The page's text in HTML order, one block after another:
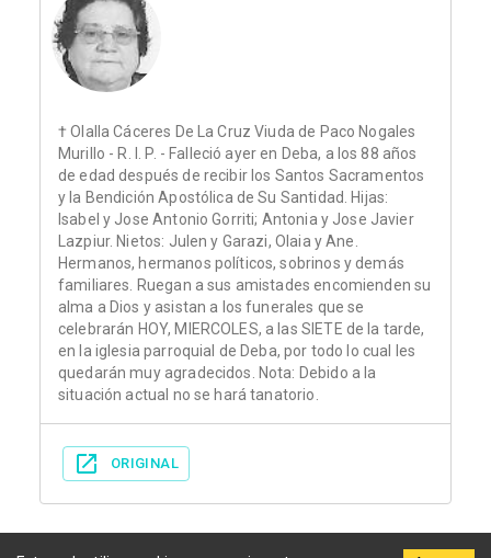
† Olalla Cáceres De La Cruz Viuda de Paco Nogales
Murillo - R. I. P. - Falleció ayer en Deba, a los 88 años
de edad después de recibir los Santos Sacramentos
y la Bendición Apostólica de Su Santidad. Hijas:
Isabel y Jose Antonio Gorriti; Antonia y Jose Javier
Lazpiur. Nietos: Julen y Garazi, Olaia y Ane.
Hermanos, hermanos políticos, sobrinos y demás
familiares. Ruegan a sus amistades encomienden su
alma a Dios y asistan a los funerales que se
celebrarán HOY, MIERCOLES, a las SIETE de la tarde,
en la iglesia parroquial de Deba, por todo lo cual les
quedarán muy agradecidos. Nota: Debido a la
situación actual no se hará tanatorio.
ORIGINAL